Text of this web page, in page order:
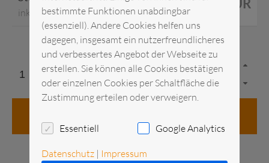
inkl. MwSt.
3,75 EUR
bestimmte Funktionen unabdingbar
(essenziell). Andere Cookies helfen uns
dagegen, insgesamt ein nutzerfreundlicheres
und verbessertes Angebot der Webseite zu
erstellen. Sie können alle Cookies bestätigen
oder einzelnen Cookies per Schaltfläche die
Zustimmung erteilen oder verweigern.
Essentiell Google Analytics
Datenschutz | Impressum